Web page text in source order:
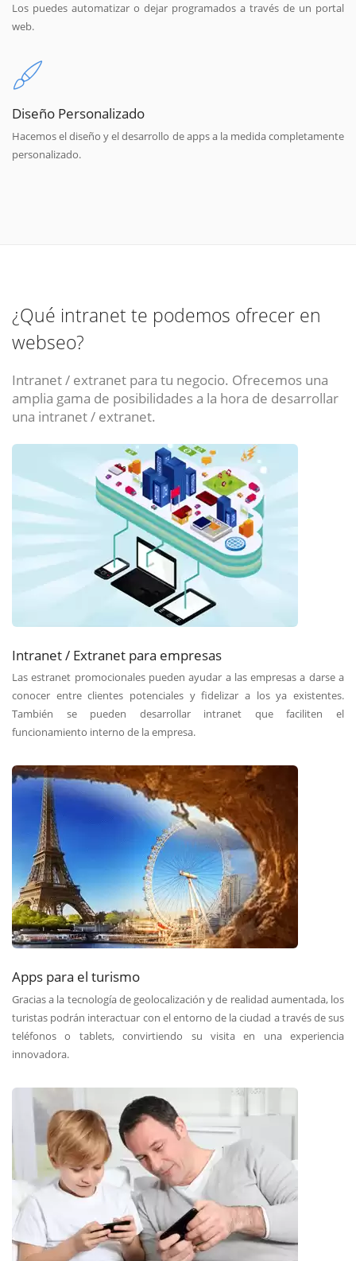
Los puedes automatizar o dejar programados a través de un portal
web.
Diseño Personalizado
Hacemos el diseño y el desarrollo de apps a la medida completamente
personalizado.
¿Qué intranet te podemos ofrecer en
webseo?
Intranet / extranet para tu negocio. Ofrecemos una
amplia gama de posibilidades a la hora de desarrollar
una intranet / extranet.
Intranet / Extranet para empresas
Las estranet promocionales pueden ayudar a las empresas a darse a
conocer entre clientes potenciales y fidelizar a los ya existentes.
También se pueden desarrollar intranet que faciliten el
funcionamiento interno de la empresa.
Apps para el turismo
Gracias a la tecnología de geolocalización y de realidad aumentada, los
turistas podrán interactuar con el entorno de la ciudad a través de sus
teléfonos o tablets, convirtiendo su visita en una experiencia
innovadora.